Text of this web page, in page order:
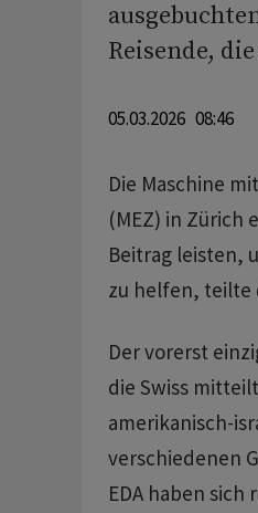
Reisende,
05.03.2026 08:46
Die Maschine
(MEZ) in Zürich
Beitrag leisten,
zu helfen, teilte
Der vorerst
die Swiss
amerikanisch-
verschiedenen
EDA haben sich